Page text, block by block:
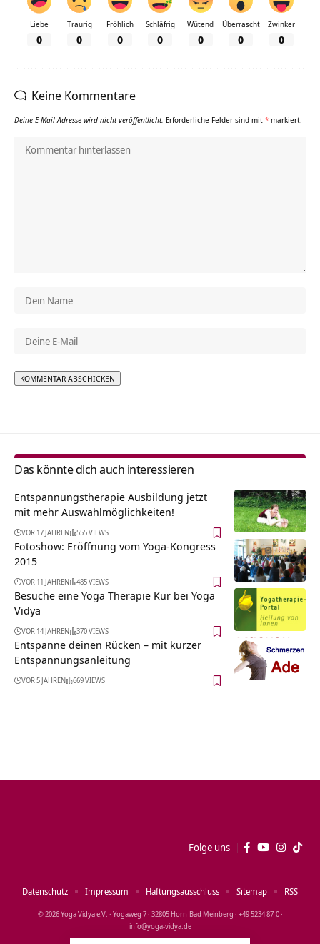
Liebe
0
Traurig
0
Fröhlich
0
Schläfrig
0
Wütend
0
Überrascht
0
Zwinker
0
Keine Kommentare
Deine E-Mail-Adresse wird nicht veröffentlicht. Erforderliche Felder sind mit * markiert.
Das könnte dich auch interessieren
Entspannungstherapie Ausbildung jetzt
mit mehr Auswahlmöglichkeiten!
VOR 17 JAHREN 555 VIEWS
Fotoshow: Eröffnung vom Yoga-Kongress
2015
VOR 11 JAHREN 485 VIEWS
Besuche eine Yoga Therapie Kur bei Yoga
Vidya
VOR 14 JAHREN 370 VIEWS
Entspanne deinen Rücken – mit kurzer
Entspannungsanleitung
VOR 5 JAHREN 669 VIEWS
Folge uns
© 2026 Yoga Vidya e.V. · Yogaweg 7 · 32805 Horn‑Bad Meinberg · +49 5234 87‑0 ·
info@yoga‑vidya.de
Datenschutz Impressum Haftungsausschluss Sitemap RSS